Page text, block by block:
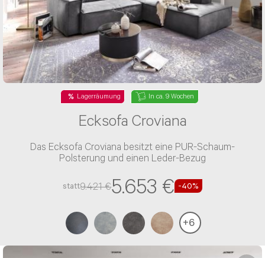
Lagerräumung In ca. 9 Wochen
Ecksofa Croviana
Das Ecksofa Croviana besitzt eine PUR-Schaum-
Polsterung und einen Leder-Bezug
statt9.421 €5.653 € -40%
+6